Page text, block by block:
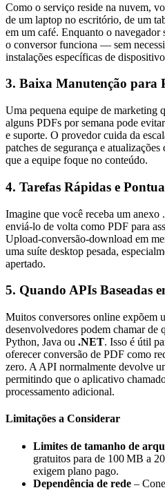
Como o serviço reside na nuvem,
de um laptop no escritório, de um
em um café. Enquanto o
o conversor funciona — sem
instalações específicas de
3. Baixa Manutenção para
Uma pequena equipe de marketing
alguns PDFs por semana pode
e suporte. O provedor cuida da
patches de segurança e
que a equipe foque no conteúdo.
4. Tarefas Rápidas e
Imagine que você receba um anexo
enviá‑lo de volta como PDF para
Upload‑conversão‑download em
uma suíte desktop pesada,
apertado.
5. Quando APIs Baseadas
Muitos conversores online expõem
desenvolvedores podem chamar
Python, Java ou .NET. Isso é útil
oferecer conversão de PDF como
zero. A API normalmente devolve
permitindo que o aplicativo
processamento adicional.
Limitações a Considerar
Limites de tamanho de
gratuitos para de 100 MB a
exigem plano pago.
Dependência de rede –